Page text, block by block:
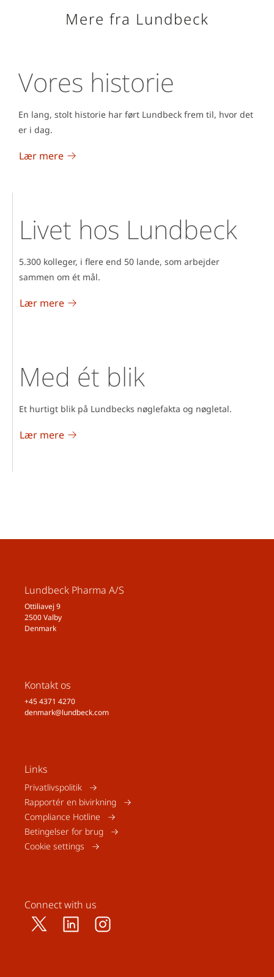
Mere fra Lundbeck
Vores historie
En lang, stolt historie har ført Lundbeck frem til, hvor det
er i dag.
Lær mere
Livet hos Lundbeck
5.300 kolleger, i flere end 50 lande, som arbejder
sammen om ét mål.
Lær mere
Med ét blik
Et hurtigt blik på Lundbecks nøglefakta og nøgletal.
Lær mere
Lundbeck Pharma A/S
Ottiliavej 9
2500 Valby
Denmark
Kontakt os
+45 4371 4270
denmark@lundbeck.com
Links
Privatlivspolitik
Rapportér en bivirkning
Compliance Hotline
Betingelser for brug
Cookie settings
Connect with us